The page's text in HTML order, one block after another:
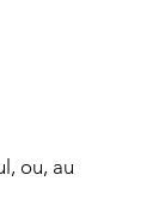
ou, au